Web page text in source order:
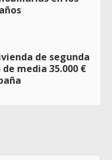
de segunda
media 35.000 €